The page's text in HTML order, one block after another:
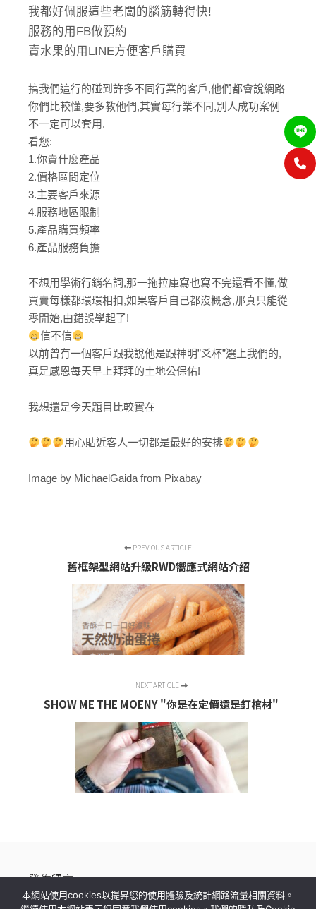
我都好佩服這些老闆的腦筋轉得快!
服務的用FB做預約
賣水果的用LINE方便客戶購買
搞我們這行的碰到許多不同行業的客戶,他們都會說網路
你們比較懂,要多教他們,其實每行業不同,別人成功案例
不一定可以套用.
看您:
1.你賣什麼產品
2.價格區間定位
3.主要客戶來源
4.服務地區限制
5.產品購買頻率
6.產品服務負擔
不想用學術行銷名詞,那一拖拉庫寫也寫不完還看不懂,做
買賣每樣都環環相扣,如果客戶自己都沒概念,那真只能從
零開始,由錯誤學起了!
信不信
以前曾有一個客戶跟我說他是跟神明”爻杯”選上我們的,
真是感恩每天早上拜拜的土地公保佑!
我想還是今天題目比較實在
用心貼近客人一切都是最好的安排
Image by MichaelGaida from Pixabay
PREVIOUS ARTICLE
舊框架型網站升級RWD嚮應式網站介紹
NEXT ARTICLE
SHOW ME THE MOENY "你是在定價還是釘棺材"
發佈留言
本網站使用cookies以提昇您的使用體驗及統計網路流量相關資料。